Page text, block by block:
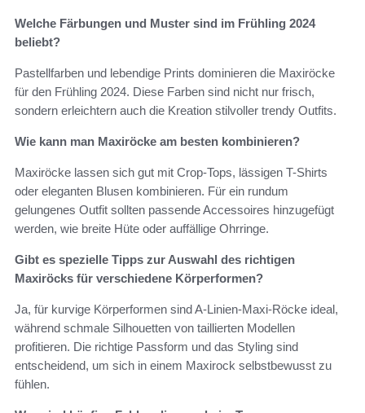
Welche Färbungen und Muster sind im Frühling 2024
beliebt?
Pastellfarben und lebendige Prints dominieren die Maxiröcke
für den Frühling 2024. Diese Farben sind nicht nur frisch,
sondern erleichtern auch die Kreation stilvoller trendy Outfits.
Wie kann man Maxiröcke am besten kombinieren?
Maxiröcke lassen sich gut mit Crop-Tops, lässigen T-Shirts
oder eleganten Blusen kombinieren. Für ein rundum
gelungenes Outfit sollten passende Accessoires hinzugefügt
werden, wie breite Hüte oder auffällige Ohrringe.
Gibt es spezielle Tipps zur Auswahl des richtigen
Maxiröcks für verschiedene Körperformen?
Ja, für kurvige Körperformen sind A-Linien-Maxi-Röcke ideal,
während schmale Silhouetten von taillierten Modellen
profitieren. Die richtige Passform und das Styling sind
entscheidend, um sich in einem Maxirock selbstbewusst zu
fühlen.